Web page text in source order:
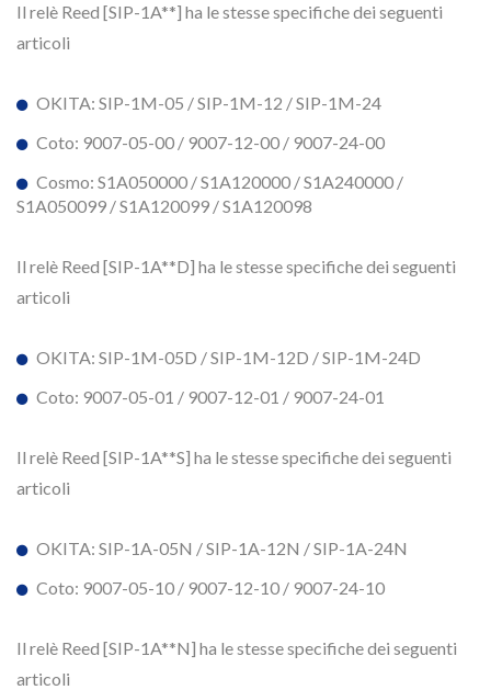
Il relè Reed [SIP-1A**] ha le stesse specifiche dei seguenti
articoli
OKITA: SIP-1M-05 / SIP-1M-12 / SIP-1M-24
Coto: 9007-05-00 / 9007-12-00 / 9007-24-00
Cosmo: S1A050000 / S1A120000 / S1A240000 /
S1A050099 / S1A120099 / S1A120098
Il relè Reed [SIP-1A**D] ha le stesse specifiche dei seguenti
articoli
OKITA: SIP-1M-05D / SIP-1M-12D / SIP-1M-24D
Coto: 9007-05-01 / 9007-12-01 / 9007-24-01
Il relè Reed [SIP-1A**S] ha le stesse specifiche dei seguenti
articoli
OKITA: SIP-1A-05N / SIP-1A-12N / SIP-1A-24N
Coto: 9007-05-10 / 9007-12-10 / 9007-24-10
Il relè Reed [SIP-1A**N] ha le stesse specifiche dei seguenti
articoli